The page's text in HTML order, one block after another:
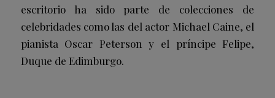
escritorio ha sido parte de colecciones de
celebridades como las del actor Michael Caine, el
pianista Oscar Peterson y el príncipe Felipe,
Duque de Edimburgo.